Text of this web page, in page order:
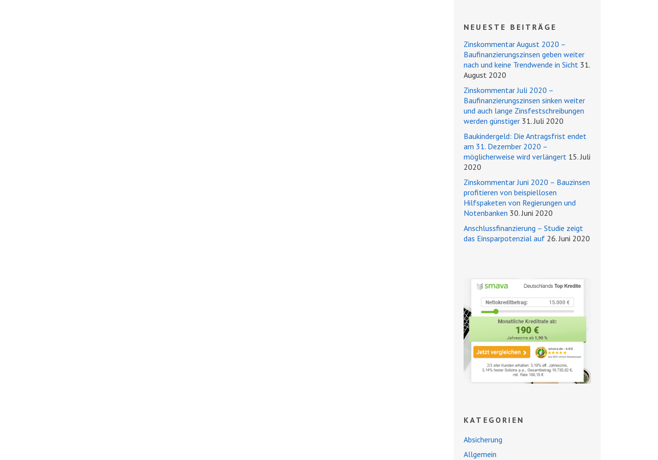
NEUESTE BEITRÄGE
Zinskommentar August 2020 –
Baufinanzierungszinsen geben weiter
nach und keine Trendwende in Sicht 31.
August 2020
Zinskommentar Juli 2020 –
Baufinanzierungszinsen sinken weiter
und auch lange Zinsfestschreibungen
werden günstiger 31. Juli 2020
Baukindergeld: Die Antragsfrist endet
am 31. Dezember 2020 –
möglicherweise wird verlängert 15. Juli
2020
Zinskommentar Juni 2020 – Bauzinsen
profitieren von beispiellosen
Hilfspaketen von Regierungen und
Notenbanken 30. Juni 2020
Anschlussfinanzierung – Studie zeigt
das Einsparpotenzial auf 26. Juni 2020
KATEGORIEN
Absicherung
Allgemein